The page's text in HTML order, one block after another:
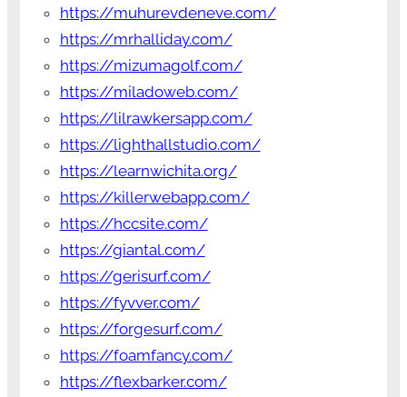
https://muhurevdeneve.com/
https://mrhalliday.com/
https://mizumagolf.com/
https://miladoweb.com/
https://lilrawkersapp.com/
https://lighthallstudio.com/
https://learnwichita.org/
https://killerwebapp.com/
https://hccsite.com/
https://giantal.com/
https://gerisurf.com/
https://fyvver.com/
https://forgesurf.com/
https://foamfancy.com/
https://flexbarker.com/